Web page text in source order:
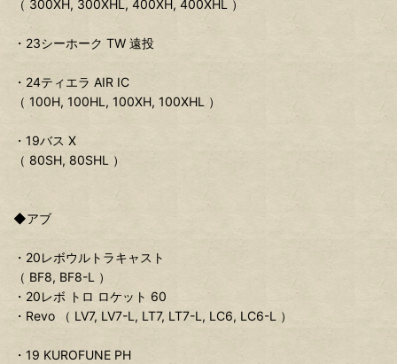
（ 300XH, 300XHL, 400XH, 400XHL ）
・23シーホーク TW 遠投
・24ティエラ AIR IC
（ 100H, 100HL, 100XH, 100XHL ）
・19バス X
（ 80SH, 80SHL ）
◆アブ
・20レボウルトラキャスト
（ BF8, BF8-L ）
・20レボ トロ ロケット 60
・Revo （ LV7, LV7-L, LT7, LT7-L, LC6, LC6-L ）
・19 KUROFUNE PH